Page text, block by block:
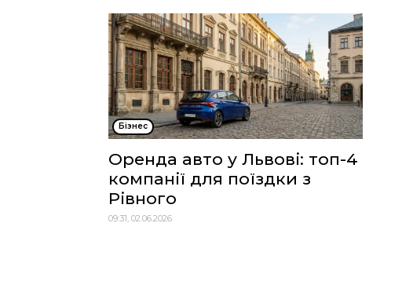
Бізнес
Оренда авто у Львові: топ-4
компанії для поїздки з
Рівного
09:31, 02.06.2026